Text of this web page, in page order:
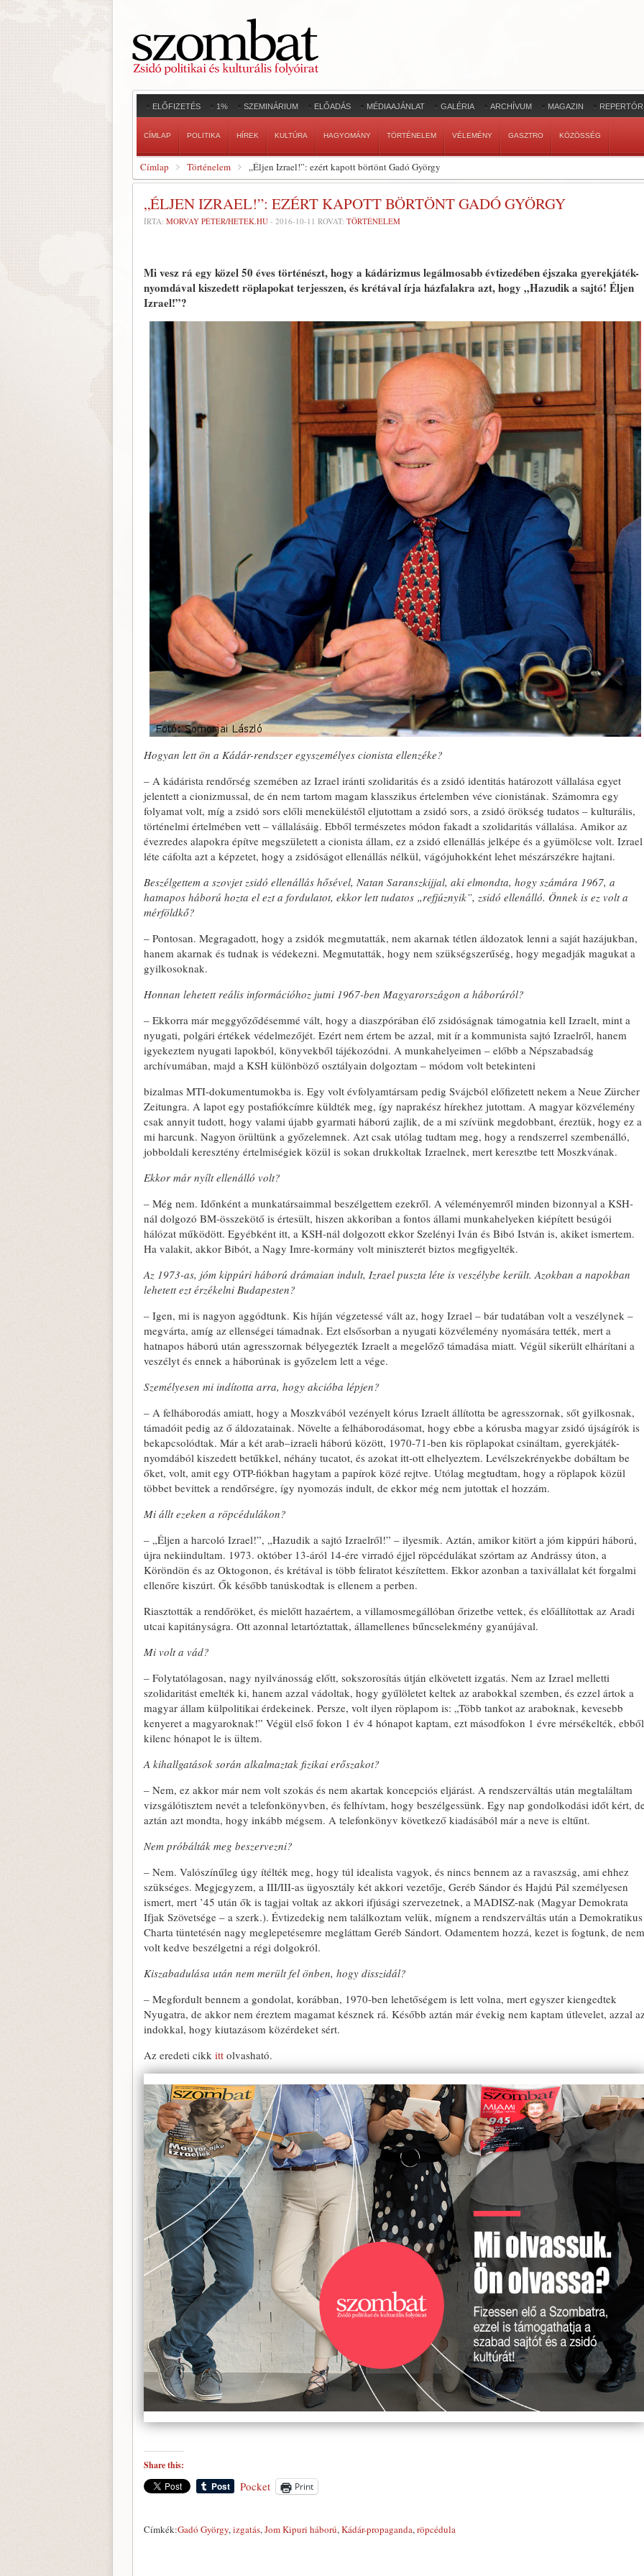
ELŐFIZETÉS 1% SZEMINÁRIUM ELŐADÁS MÉDIAAJÁNLAT GALÉRIA ARCHÍVUM MAGAZIN
CÍMLAP POLITIKA HÍREK KULTÚRA HAGYOMÁNY TÖRTÉNELEM VÉLEMÉNY GASZTRO KÖZÖSSÉG
Címlap Történelem „Éljen Izrael!”: ezért kapott börtönt Gadó György
„ÉLJEN IZRAEL!”: EZÉRT KAPOTT BÖRTÖNT GADÓ GYÖRGY
ÍRTA: MORVAY PÉTER/HETEK.HU - 2016-10-11 ROVAT: TÖRTÉNELEM
Mi vesz rá egy közel 50 éves történészt, hogy a kádárizmus legálmosabb évtizedében éjszaka gyerekjáték-
nyomdával kiszedett röplapokat terjesszen, és krétával írja házfalakra azt, hogy „Hazudik a sajtó! Éljen
Izrael!”?
Hogyan lett ön a Kádár-rendszer egyszemélyes cionista ellenzéke?
– A kádárista rendőrség szemében az Izrael iránti szolidaritás és a zsidó identitás határozott vállalása egyet
jelentett a cionizmussal, de én nem tartom magam klasszikus értelemben véve cionistának. Számomra egy
folyamat volt, míg a zsidó sors előli meneküléstől eljutottam a zsidó sors, a zsidó örökség tudatos – kulturális,
történelmi értelmében vett – vállalásáig. Ebből természetes módon fakadt a szolidaritás vállalása. Amikor az
évezredes alapokra építve megszületett a cionista állam, ez a zsidó ellenállás jelképe és a gyümölcse volt. Izrael
léte cáfolta azt a képzetet, hogy a zsidóságot ellenállás nélkül, vágójuhokként lehet mészárszékre hajtani.
Beszélgettem a szovjet zsidó ellenállás hősével, Natan Saranszkijjal, aki elmondta, hogy számára 1967, a
hatnapos háború hozta el ezt a fordulatot, ekkor lett tudatos „refjúznyik”, zsidó ellenálló. Önnek is ez volt a
mérföldkő?
– Pontosan. Megragadott, hogy a zsidók megmutatták, nem akarnak tétlen áldozatok lenni a saját hazájukban,
hanem akarnak és tudnak is védekezni. Megmutatták, hogy nem szükségszerűség, hogy megadják magukat a
gyilkosoknak.
Honnan lehetett reális információhoz jutni 1967-ben Magyarországon a háborúról?
– Ekkorra már meggyőződésemmé vált, hogy a diaszpórában élő zsidóságnak támogatnia kell Izraelt, mint a
nyugati, polgári értékek védelmezőjét. Ezért nem értem be azzal, mit ír a kommunista sajtó Izraelről, hanem
igyekeztem nyugati lapokból, könyvekből tájékozódni. A munkahelyeimen – előbb a Népszabadság
archívumában, majd a KSH különböző osztályain dolgoztam – módom volt betekinteni
bizalmas MTI-dokumentumokba is. Egy volt évfolyamtársam pedig Svájcból előfizetett nekem a Neue Zürcher
Zeitungra. A lapot egy postafiókcímre küldték meg, így naprakész hírekhez jutottam. A magyar közvélemény
csak annyit tudott, hogy valami újabb gyarmati háború zajlik, de a mi szívünk megdobbant, éreztük, hogy ez a
mi harcunk. Nagyon örültünk a győ­zelemnek. Azt csak utólag tudtam meg, hogy a rendszerrel szembenálló,
jobboldali keresztény értelmiségiek közül is sokan drukkoltak Izraelnek, mert keresztbe tett Moszkvának.
Ekkor már nyílt ellenálló volt?
– Még nem. Időnként a munkatársaimmal beszélgettem ezekről. A véleményemről minden bizonnyal a KSH-
nál dolgozó BM-összekötő is értesült, hiszen akkoriban a fontos állami munkahelyeken kiépített besúgói
hálózat működött. Egyébként itt, a KSH-nál dolgozott ekkor Szelényi Iván és Bibó István is, akiket ismertem.
Ha valakit, akkor Bibót, a Nagy Imre-kormány volt miniszterét biztos megfigyelték.
Az 1973-as, jóm kippúri háború drámaian indult, Izrael puszta léte is veszélybe került. Azokban a napokban
lehetett ezt érzékelni Budapesten?
– Igen, mi is nagyon aggódtunk. Kis híján végzetessé vált az, hogy Izrael – bár tudatában volt a veszélynek –
megvárta, amíg az ellenségei támadnak. Ezt elsősorban a nyugati közvélemény nyomására tették, mert a
hatnapos háború után agresszornak bélyegezték Izraelt a megelőző támadása miatt. Végül sikerült elhárítani a
veszélyt és ennek a háborúnak is győzelem lett a vége.
Személyesen mi indította arra, hogy akcióba lépjen?
– A felháborodás amiatt, hogy a Moszkvából vezényelt kórus Izraelt állította be agresszornak, sőt gyilkosnak,
támadóit pedig az ő áldozatainak. Növelte a felháborodásomat, hogy ebbe a kórusba magyar zsidó újságírók is
bekapcsolódtak. Már a két arab–izraeli háború között, 1970-71-ben kis röplapokat csináltam, gyerekjáték-
nyomdából kiszedett betűkkel, néhány tucatot, és azokat itt-ott elhelyeztem. Levélszekrényekbe dobáltam be
őket, volt, amit egy OTP-fiókban hagytam a papírok közé rejtve. Utólag megtudtam, hogy a röplapok közül
többet bevittek a rendőrségre, így nyomozás indult, de ekkor még nem jutottak el hozzám.
Mi állt ezeken a röpcédulákon?
– „Éljen a harcoló Izrael!”, „Hazudik a sajtó Izraelről!” – ilyesmik. Aztán, amikor kitört a jóm kippúri háború,
újra nekiindultam. 1973. október 13-áról 14-ére virradó éjjel röpcédulákat szórtam az Andrássy úton, a
Köröndön és az Oktogonon, és krétával is több feliratot készítettem. Ekkor azonban a taxivállalat két forgalmi
ellenőre kiszúrt. Ők később tanúskodtak is ellenem a perben.
Riasztották a rendőröket, és mielőtt hazaértem, a villamosmegállóban őrizetbe vettek, és előállítottak az Aradi
utcai kapitányságra. Ott azonnal letartóztattak, államellenes bűncselekmény gyanújával.
Mi volt a vád?
– Folytatólagosan, nagy nyilvánosság előtt, sokszorosítás útján elkövetett izgatás. Nem az Izrael melletti
szolidaritást emelték ki, hanem azzal vádoltak, hogy gyűlöletet keltek az arabokkal szemben, és ezzel ártok a
magyar állam külpolitikai érdekeinek. Persze, volt ilyen röplapom is: „Több tankot az araboknak, kevesebb
kenyeret a magyaroknak!” Végül első fokon 1 év 4 hónapot kaptam, ezt másodfokon 1 évre mérsékelték, ebből
kilenc hónapot le is ültem.
A kihallgatások során alkalmaztak fizikai erőszakot?
– Nem, ez akkor már nem volt szokás és nem akartak koncepciós eljárást. A rendszerváltás után megtaláltam
vizsgálótisztem nevét a telefonkönyvben, és felhívtam, hogy beszélgessünk. Egy nap gondolkodási időt kért,
aztán azt mondta, hogy inkább mégsem. A telefonkönyv következő kiadásából már a neve is eltűnt.
Nem próbálták meg beszervezni?
– Nem. Valószínűleg úgy ítélték meg, hogy túl idealista vagyok, és nincs bennem az a ravaszság, ami ehhez
szükséges. Megjegyzem, a III/III-as ügyosztály két akkori vezetője, Geréb Sándor és Hajdú Pál személyesen
ismert, mert ’45 után ők is tagjai voltak az akkori ifjúsági szervezetnek, a MADISZ-nak (Magyar Demokrata
Ifjak Szövetsége – a szerk.). Évtizedekig nem találkoztam velük, mígnem a rendszerváltás után a Demokratikus
Charta tüntetésén nagy meglepetésemre megláttam Geréb Sándort. Odamentem hozzá, kezet is fogtunk, de nem
volt kedve beszélgetni a régi dolgokról.
Kiszabadulása után nem merült fel önben, hogy disszidál?
– Megfordult bennem a gondolat, korábban, 1970-ben lehetőségem is lett volna, mert egyszer kiengedtek
Nyugatra, de akkor nem éreztem magamat késznek rá. Később aztán már évekig nem kaptam útlevelet, azzal
indokkal, hogy kiutazásom közérdeket sért.
Az eredeti cikk itt olvasható.
Share this:
Pocket Print
Címkék:Gadó György,izgatás,Jom Kipuri háború,Kádár-propaganda,röpcédula